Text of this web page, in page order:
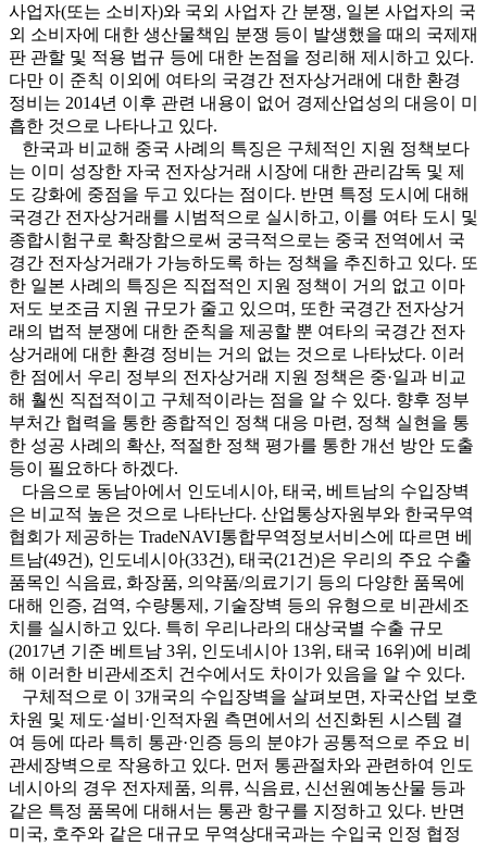
사업자(또는 소비자)와 국외 사업자 간 분쟁, 일본 사업자의 국
외 소비자에 대한 생산물책임 분쟁 등이 발생했을 때의 국제재
판 관할 및 적용 법규 등에 대한 논점을 정리해 제시하고 있다.
다만 이 준칙 이외에 여타의 국경간 전자상거래에 대한 환경
정비는 2014년 이후 관련 내용이 없어 경제산업성의 대응이 미
흡한 것으로 나타나고 있다.
한국과 비교해 중국 사례의 특징은 구체적인 지원 정책보다
는 이미 성장한 자국 전자상거래 시장에 대한 관리감독 및 제
도 강화에 중점을 두고 있다는 점이다. 반면 특정 도시에 대해
국경간 전자상거래를 시범적으로 실시하고, 이를 여타 도시 및
종합시험구로 확장함으로써 궁극적으로는 중국 전역에서 국
경간 전자상거래가 가능하도록 하는 정책을 추진하고 있다. 또
한 일본 사례의 특징은 직접적인 지원 정책이 거의 없고 이마
저도 보조금 지원 규모가 줄고 있으며, 또한 국경간 전자상거
래의 법적 분쟁에 대한 준칙을 제공할 뿐 여타의 국경간 전자
상거래에 대한 환경 정비는 거의 없는 것으로 나타났다. 이러
한 점에서 우리 정부의 전자상거래 지원 정책은 중·일과 비교
해 훨씬 직접적이고 구체적이라는 점을 알 수 있다. 향후 정부
부처간 협력을 통한 종합적인 정책 대응 마련, 정책 실현을 통
한 성공 사례의 확산, 적절한 정책 평가를 통한 개선 방안 도출
등이 필요하다 하겠다.
다음으로 동남아에서 인도네시아, 태국, 베트남의 수입장벽
은 비교적 높은 것으로 나타난다. 산업통상자원부와 한국무역
협회가 제공하는 TradeNAVI통합무역정보서비스에 따르면 베
트남(49건), 인도네시아(33건), 태국(21건)은 우리의 주요 수출
품목인 식음료, 화장품, 의약품/의료기기 등의 다양한 품목에
대해 인증, 검역, 수량통제, 기술장벽 등의 유형으로 비관세조
치를 실시하고 있다. 특히 우리나라의 대상국별 수출 규모
(2017년 기준 베트남 3위, 인도네시아 13위, 태국 16위)에 비례
해 이러한 비관세조치 건수에서도 차이가 있음을 알 수 있다.
구체적으로 이 3개국의 수입장벽을 살펴보면, 자국산업 보호
차원 및 제도·설비·인적자원 측면에서의 선진화된 시스템 결
여 등에 따라 특히 통관·인증 등의 분야가 공통적으로 주요 비
관세장벽으로 작용하고 있다. 먼저 통관절차와 관련하여 인도
네시아의 경우 전자제품, 의류, 식음료, 신선원예농산물 등과
같은 특정 품목에 대해서는 통관 항구를 지정하고 있다. 반면
미국, 호주와 같은 대규모 무역상대국과는 수입국 인정 협정